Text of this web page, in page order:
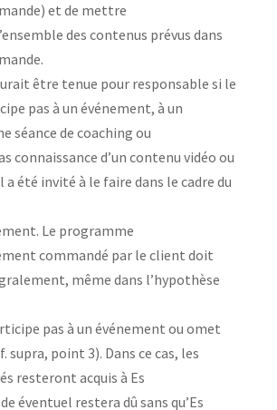
et de mettre
des contenus prévus dans
être tenue pour responsable si le
pas à un événement, à un
séance de coaching ou
connaissance d’un contenu vidéo ou
a été invité à le faire dans le cadre du
Le programme
commandé par le client doit
même dans l’hypothèse
pas à un événement ou omet
supra, point 3). Dans ce cas, les
resteront acquis à Es
éventuel restera dû sans qu’Es